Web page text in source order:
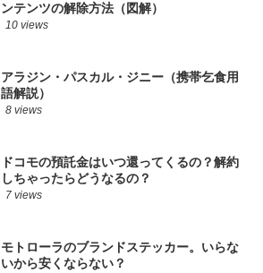
ンテンツの解除方法（図解）
10 views
アラジン・パスカル・ジニー（携帯乞食用
語解説）
8 views
ドコモの預託金はいつ還ってくるの？解約
しちゃったらどうなるの？
7 views
モトローラのブランドステッカー。いらな
いから安くならない？